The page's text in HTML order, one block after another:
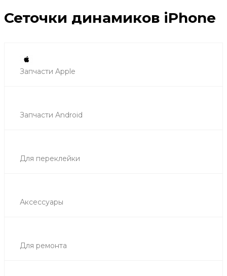
Сеточки динамиков iPhone
Запчасти Apple
Запчасти Android
Для переклейки
Аксессуары
Для ремонта